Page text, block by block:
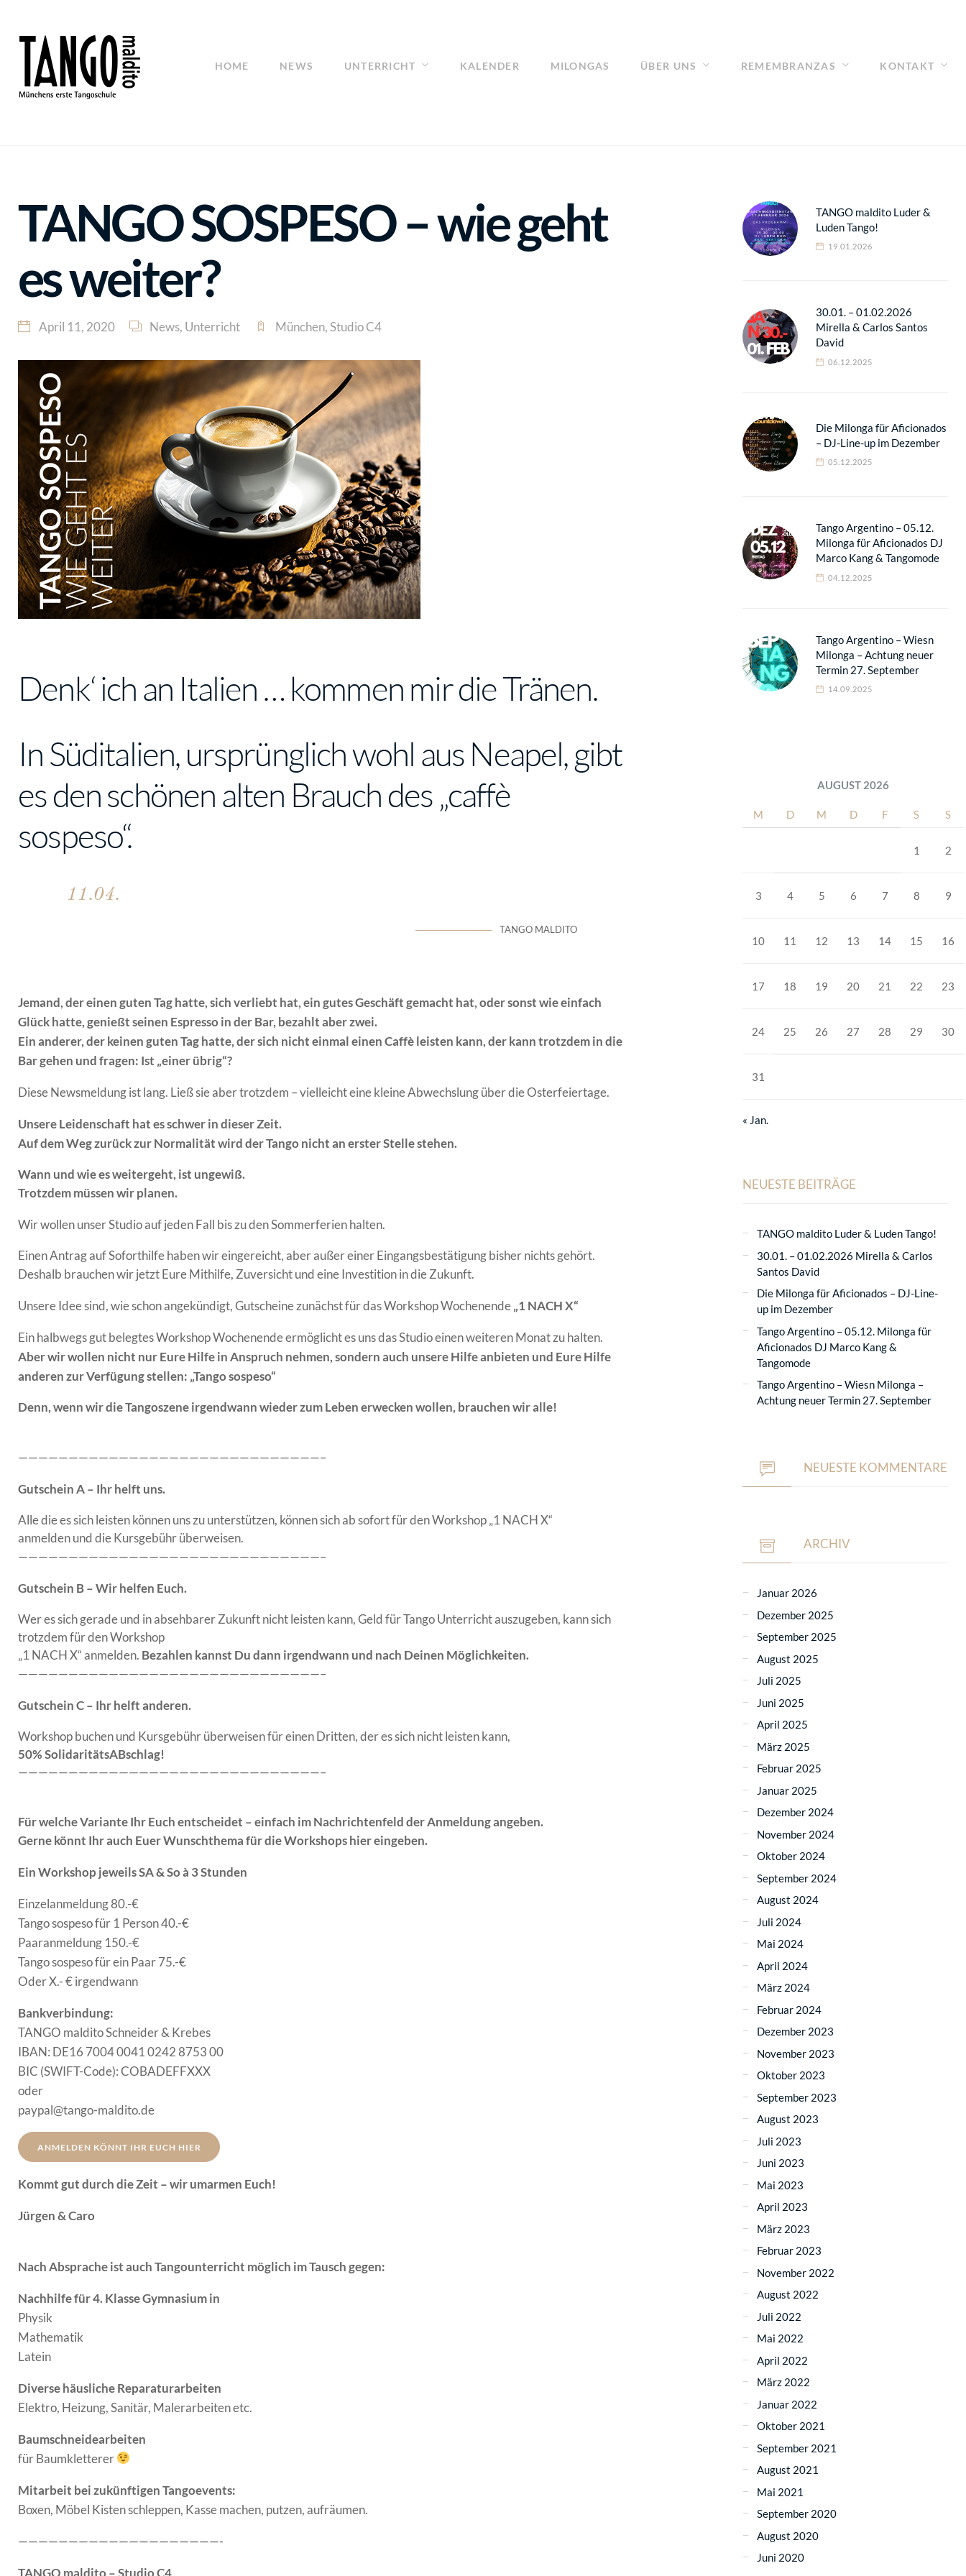
HOME NEWS UNTERRICHT KALENDER MILONGAS ÜBER UNS REMEMBRANZAS KONTAKT
TANGO SOSPESO – wie geht
es weiter?
April 11, 2020 News, Unterricht München,Studio C4
Denk‘ ich an Italien … kommen mir die Tränen.
In Süditalien, ursprünglich wohl aus Neapel, gibt
es den schönen alten Brauch des „caffè
sospeso“.
11.04.
TANGO MALDITO
Jemand, der einen guten Tag hatte, sich verliebt hat, ein gutes Geschäft gemacht hat, oder sonst wie einfach
Glück hatte, genießt seinen Espresso in der Bar, bezahlt aber zwei.
Ein anderer, der keinen guten Tag hatte, der sich nicht einmal einen Caffè leisten kann, der kann trotzdem in die
Bar gehen und fragen: Ist „einer übrig“?
Diese Newsmeldung ist lang. Ließ sie aber trotzdem – vielleicht eine kleine Abwechslung über die Osterfeiertage.
Unsere Leidenschaft hat es schwer in dieser Zeit.
Auf dem Weg zurück zur Normalität wird der Tango nicht an erster Stelle stehen.
Wann und wie es weitergeht, ist ungewiß.
Trotzdem müssen wir planen.
Wir wollen unser Studio auf jeden Fall bis zu den Sommerferien halten.
Einen Antrag auf Soforthilfe haben wir eingereicht, aber außer einer Eingangsbestätigung bisher nichts gehört.
Deshalb brauchen wir jetzt Eure Mithilfe, Zuversicht und eine Investition in die Zukunft.
Unsere Idee sind, wie schon angekündigt, Gutscheine zunächst für das Workshop Wochenende„1 NACH X“
Ein halbwegs gut belegtes Workshop Wochenende ermöglicht es uns das Studio einen weiteren Monat zu halten.
Aber wir wollen nicht nur Eure Hilfe in Anspruch nehmen, sondern auch unsere Hilfe anbieten und Eure Hilfe
anderen zur Verfügung stellen: „Tango sospeso“
Denn, wenn wir die Tangoszene irgendwann wieder zum Leben erwecken wollen, brauchen wir alle!
——————————————————————————————–
Gutschein A – Ihr helft uns.
Alle die es sich leisten können uns zu unterstützen, können sich ab sofort für den Workshop „1 NACH X“
anmelden und die Kursgebühr überweisen.
——————————————————————————————–
Gutschein B – Wir helfen Euch.
Wer es sich gerade und in absehbarer Zukunft nicht leisten kann, Geld für Tango Unterricht auszugeben, kann sich
trotzdem für den Workshop
„1 NACH X“ anmelden. Bezahlen kannst Du dann irgendwann und nach Deinen Möglichkeiten.
——————————————————————————————–
Gutschein C – Ihr helft anderen.
Workshop buchen und Kursgebühr überweisen für einen Dritten, der es sich nicht leisten kann,
50% SolidaritätsABschlag!
——————————————————————————————–
Für welche Variante Ihr Euch entscheidet – einfach im Nachrichtenfeld der Anmeldung angeben.
Gerne könnt Ihr auch Euer Wunschthema für die Workshops hier eingeben.
Ein Workshop jeweils SA & So à 3 Stunden
Einzelanmeldung 80.-€
Tango sospeso für 1 Person 40.-€
Paaranmeldung 150.-€
Tango sospeso für ein Paar 75.-€
Oder X.- € irgendwann
Bankverbindung:
TANGO maldito Schneider & Krebes
IBAN: DE16 7004 0041 0242 8753 00
BIC (SWIFT-Code): COBADEFFXXX
oder
​​​​​​​paypal@tango-maldito.de​​​​​​​
ANMELDEN KÖNNT IHR EUCH HIER
Kommt gut durch die Zeit – wir umarmen Euch!
Jürgen & Caro
Nach Absprache ist auch Tangounterricht möglich im Tausch gegen:
Nachhilfe für 4. Klasse Gymnasium in
Physik
Mathematik
Latein
Diverse häusliche Reparaturarbeiten
Elektro, Heizung, Sanitär, Malerarbeiten etc.
Baumschneidearbeiten
für Baumkletterer
Mitarbeit bei zukünftigen Tangoevents:
Boxen, Möbel Kisten schleppen, Kasse machen, putzen, aufräumen.
————————————————————-
TANGO maldito – Studio C4
TANGO maldito Luder &
Luden Tango!
19.01.2026
30.01. – 01.02.2026
Mirella & Carlos Santos
David
06.12.2025
Die Milonga für Aficionados
– DJ-Line-up im Dezember
05.12.2025
Tango Argentino – 05.12.
Milonga für Aficionados DJ
Marco Kang & Tangomode
04.12.2025
Tango Argentino – Wiesn
Milonga – Achtung neuer
Termin 27. September
14.09.2025
AUGUST 2026
M D M D F S S
1 2
3 4 5 6 7 8 9
10 11 12 13 14 15 16
17 18 19 20 21 22 23
24 25 26 27 28 29 30
31
« Jan.
NEUESTE BEITRÄGE
TANGO maldito Luder & Luden Tango!
30.01. – 01.02.2026 Mirella & Carlos
Santos David
Die Milonga für Aficionados – DJ-Line-
up im Dezember
Tango Argentino – 05.12. Milonga für
Aficionados DJ Marco Kang &
Tangomode
Tango Argentino – Wiesn Milonga –
Achtung neuer Termin 27. September
NEUESTE KOMMENTARE
ARCHIV
Januar 2026
Dezember 2025
September 2025
August 2025
Juli 2025
Juni 2025
April 2025
März 2025
Februar 2025
Januar 2025
Dezember 2024
November 2024
Oktober 2024
September 2024
August 2024
Juli 2024
Mai 2024
April 2024
März 2024
Februar 2024
Dezember 2023
November 2023
Oktober 2023
September 2023
August 2023
Juli 2023
Juni 2023
Mai 2023
April 2023
März 2023
Februar 2023
November 2022
August 2022
Juli 2022
Mai 2022
April 2022
März 2022
Januar 2022
Oktober 2021
September 2021
August 2021
Mai 2021
September 2020
August 2020
Juni 2020